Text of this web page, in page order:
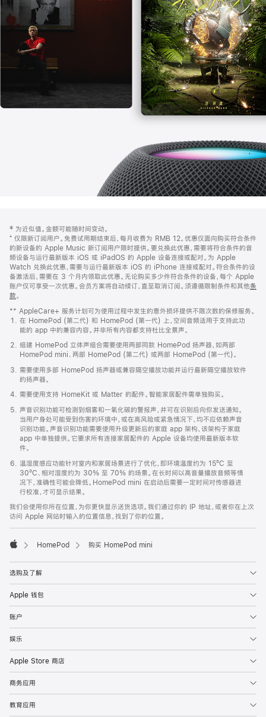
打
开)
页
页
脚
注
‡ 为近似值。金额可能随时间变动。
⁺ 仅限新订阅用户。免费试用期结束后，每月收费为 RMB 12。优惠仅面向购买符合条件
的新设备的 Apple Music 新订阅用户限时提供。要兑换此优惠，需要将符合条件的音
频设备与运行最新版本 iOS 或 iPadOS 的 Apple 设备连接或配对。为 Apple
Watch 兑换此优惠，需要与运行最新版本 iOS 的 iPhone 连接或配对。符合条件的设
备激活后，需要在 3 个月内领取此优惠。无论购买多少件符合条件的设备，每个 Apple
账户仅可享受一次优惠。会员方案将自动续订，直至取消订阅。须遵循限制条件和其他条
款。
窗
口
中
打
开)
** AppleCare+ 服务计划可为使用过程中发生的意外损坏提供不限次数的保修服务。
在 HomePod (第二代) 和 HomePod (第一代) 上，空间音频适用于支持此功
能的 app 中的兼容内容。并非所有内容都支持杜比全景声。
组建 HomePod 立体声组合需要使用两部同款 HomePod 扬声器，如两部
HomePod mini、两部 HomePod (第二代) 或两部 HomePod (第一代)。
需要使用多部 HomePod 扬声器或兼容隔空播放功能并运行最新隔空播放软件
的扬声器。
需要使用支持 HomeKit 或 Matter 的配件。智能家居配件需单独购买。
声音识别功能可检测到烟雾和一氧化碳的警报声，并可在识别后向你发送通知。
当用户身处可能受到伤害的环境中，或在高风险或紧急情况下，均不应依赖声音
识别功能。声音识别功能需要使用升级更新后的家庭 app 架构，该架构于家庭
app 中单独提供。它要求所有连接家居配件的 Apple 设备均使用最新版本软
件。
温湿度感应功能针对室内和家居场景进行了优化，即环境温度约为 15ºC 至
30ºC、相对湿度约为 30% 至 70% 的场景。在长时间以高音量播放音频等情
况下，准确性可能会降低。HomePod mini 在启动后需要一定时间对传感器进
行校准，才可显示结果。
我们会使用你所在位置，为你更快显示送货选项。我们通过你的 IP 地址，或者你在上次
访问 Apple 网站时输入的位置信息，找到了你的位置。
HomePod 购买 HomePod mini
选购及了解
Apple 钱包
账户
娱乐
Apple Store 商店
商务应用
教育应用